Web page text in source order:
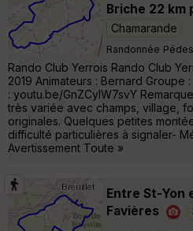
Briche 22 km
Chamarande
Randonnée
Rando Club Yerrois Rando Club
2019 Animateurs : Bernard Groupe
: youtu.be/GnZCylW7svY
très variée avec champs, village,
originales. Quelques petites
difficulté particulières à signaler-
Avertissement Toute »
Entre St-Yon
Favières